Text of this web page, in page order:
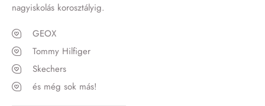
nagyiskolás korosztályig.
GEOX
Tommy Hilfiger
Skechers
és még sok más!